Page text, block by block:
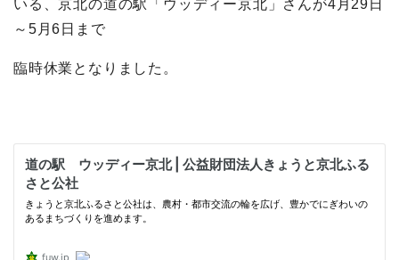
いる、京北の道の駅「ウッディー京北」さんが4月29日
～5月6日まで
臨時休業となりました。